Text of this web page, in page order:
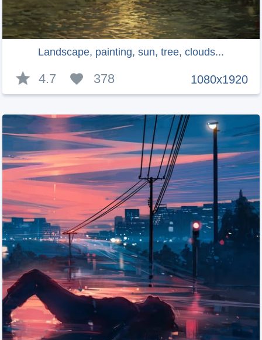
Landscape, painting, sun, tree, clouds...
1080x1920
4.7 378